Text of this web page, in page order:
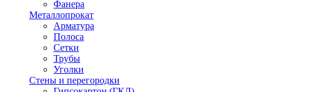
Фанера
Металлопрокат
Арматура
Полоса
Сетки
Трубы
Уголки
Стены и перегородки